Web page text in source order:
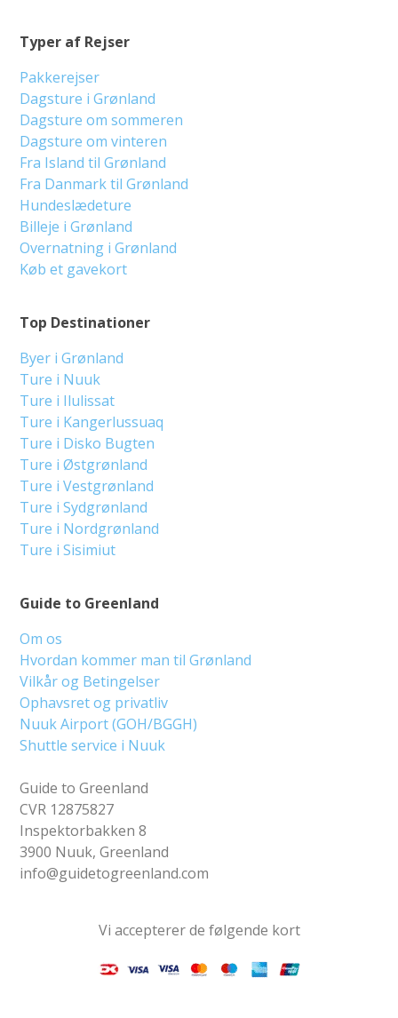
Guide to Greenland
Om os
Hvordan kommer man til Grønland
Vilkår og Betingelser
Ophavsret og privatliv
Nuuk Airport (GOH/BGGH)
Shuttle service i Nuuk
Guide to Greenland
CVR 12875827
Inspektorbakken 8
3900 Nuuk, Greenland
info@guidetogreenland.com
Top Destinationer
Byer i Grønland
Ture i Nuuk
Ture i Ilulissat
Ture i Kangerlussuaq
Ture i Disko Bugten
Ture i Østgrønland
Ture i Vestgrønland
Ture i Sydgrønland
Ture i Nordgrønland
Ture i Sisimiut
Typer af Rejser
Pakkerejser
Dagsture i Grønland
Dagsture om sommeren
Dagsture om vinteren
Fra Island til Grønland
Fra Danmark til Grønland
Hundeslædeture
Billeje i Grønland
Overnatning i Grønland
Køb et gavekort
Vi accepterer de følgende kort